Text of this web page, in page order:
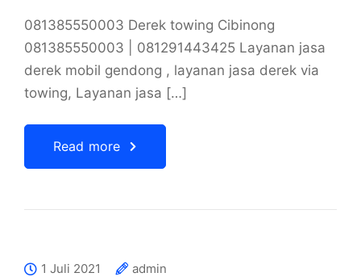
081385550003 Derek towing Cibinong
081385550003 | 081291443425 Layanan jasa
derek mobil gendong , layanan jasa derek via
towing, Layanan jasa […]
Read more
1 Juli 2021
admin